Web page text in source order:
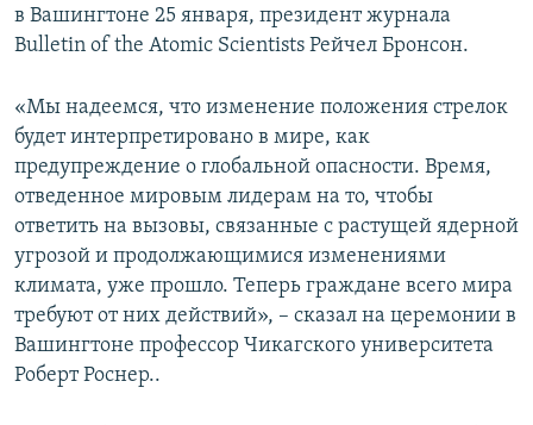
в Вашингтоне 25 января, президент журнала
Bulletin of the Atomic Scientists Рейчел Бронсон.
«Мы надеемся, что изменение положения стрелок
будет интерпретировано в мире, как
предупреждение о глобальной опасности. Время,
отведенное мировым лидерам на то, чтобы
ответить на вызовы, связанные с растущей ядерной
угрозой и продолжающимися изменениями
климата, уже прошло. Теперь граждане всего мира
требуют от них действий», – сказал на церемонии в
Вашингтоне профессор Чикагского университета
Роберт Роснер..